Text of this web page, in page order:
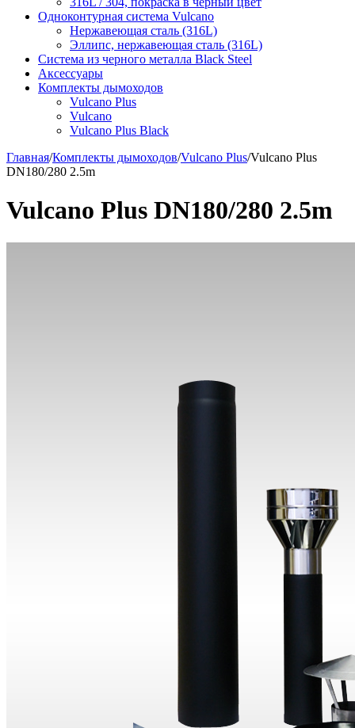
Одноконтурная система Vulcano
Нержавеющая сталь (316L)
Эллипс, нержавеющая сталь (316L)
Система из черного металла Black Steel
Аксессуары
Комплекты дымоходов
Vulcano Plus
Vulcano
Vulcano Plus Black
Главная/Комплекты дымоходов/Vulcano Plus/Vulcano Plus
DN180/280 2.5m
Vulcano Plus DN180/280 2.5m